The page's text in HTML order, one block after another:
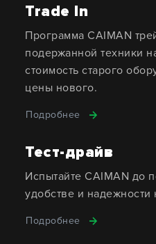
Trade In
Программа CAIMAN
подержанной техники
стоимость старого
цены нового.
Подробнее
Тест-драйв
Испытайте CAIMAN до
удобстве и
Подробнее